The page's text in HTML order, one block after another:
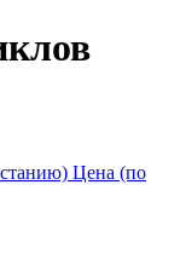
Цена (по